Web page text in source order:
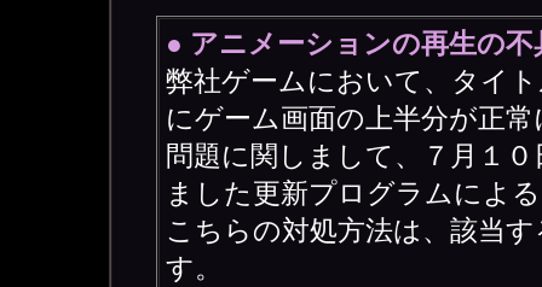
● アニメーションの再生の不
弊社ゲームにおいて、タイ
にゲーム画面の上半分が正
問題に関しまして、７月１０
ました更新プログラムによ
こちらの対処方法は、該当
す。